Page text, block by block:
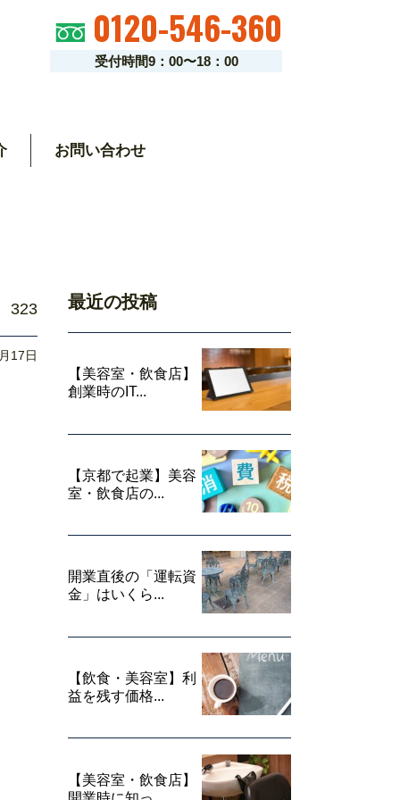
0120-546-360
受付時間9：00〜18：00
お問い合わせ
323
17日
最近の投稿
【美容室・飲食店】
創業時のIT...
【京都で起業】美容
室・飲食店の...
開業直後の「運転資
金」はいくら...
【飲食・美容室】利
益を残す価格...
【美容室・飲食店】